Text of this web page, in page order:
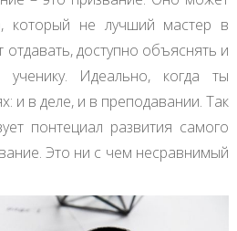
который не лучший мастер в
доступно объяснять и
ученику. Идеально, когда ты
и в деле, и в преподавании. Так
понтециал развития самого
Это ни с чем несравнимый